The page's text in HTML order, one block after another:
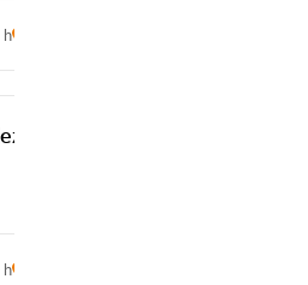
h
podnośnikowych z
h